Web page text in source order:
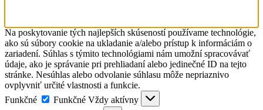
Na poskytovanie tých najlepších skúseností používame technológie,
ako sú súbory cookie na ukladanie a/alebo prístup k informáciám o
zariadení. Súhlas s týmito technológiami nám umožní spracovávať
údaje, ako je správanie pri prehliadaní alebo jedinečné ID na tejto
stránke. Nesúhlas alebo odvolanie súhlasu môže nepriaznivo
ovplyvniť určité vlastnosti a funkcie.
Funkčné
Funkčné Vždy aktívny